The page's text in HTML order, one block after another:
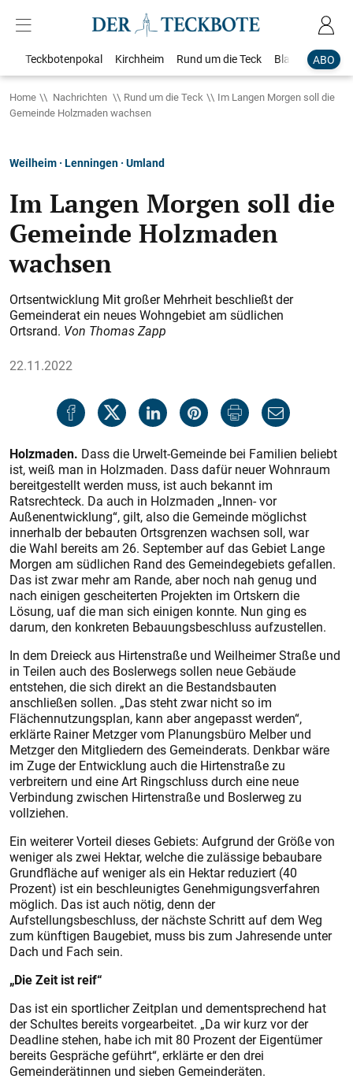
ABO
Teckbotenpokal Kirchheim Rund um die Teck Blaulicht
Home Nachrichten Rund um die Teck
Im Langen Morgen soll die
Gemeinde Holzmaden wachsen
Weilheim · Lenningen · Umland
Im Langen Morgen soll die
Gemeinde Holzmaden
wachsen
Ortsentwicklung​ Mit großer Mehrheit beschließt der
Gemeinderat ein neues Wohngebiet am südlichen
Ortsrand. Von Thomas Zapp
22.11.2022
Holzmaden. Dass die Urwelt-Gemeinde bei Familien beliebt
ist, weiß man in Holzmaden. Dass dafür neuer Wohnraum
bereitgestellt werden muss, ist auch bekannt im
Ratsrechteck. Da auch in Holzmaden „Innen- vor
Außenentwicklung“, gilt, also die Gemeinde möglichst
innerhalb der bebauten Ortsgrenzen wachsen soll, war
die Wahl bereits am 26. September auf das Gebiet Lange
Morgen am südlichen Rand des Gemeindegebiets gefallen.
Das ist zwar mehr am Rande, aber noch nah genug und
nach einigen gescheiterten Projekten im Ortskern die
Lösung, uaf die man sich einigen konnte. Nun ging es
darum, den konkreten Bebauungsbeschluss aufzustellen.
In dem Dreieck aus Hirtenstraße und Weilheimer Straße und
in Teilen auch des Boslerwegs sollen neue Gebäude
entstehen, die sich direkt an die Bestandsbauten
anschließen sollen. „Das steht zwar nicht so im
Flächennutzungsplan, kann aber angepasst werden“,
erklärte Rainer Metzger vom Planungsbüro Melber und
Metzger den Mitgliedern des Gemeinderats. Denkbar wäre
im Zuge der Entwicklung auch die Hirtenstraße zu
verbreitern und eine Art Ringschluss durch eine neue
Verbindung zwischen Hirtenstraße und Boslerweg zu
vollziehen.
Ein weiterer Vorteil dieses Gebiets: Aufgrund der Größe von
weniger als zwei Hektar, welche die zulässige bebaubare
Grundfläche auf weniger als ein Hektar reduziert (40
Prozent) ist ein beschleunigtes Genehmigungsverfahren
möglich. Das ist auch nötig, denn der
Aufstellungsbeschluss, der nächste Schritt auf dem Weg
zum künftigen Baugebiet, muss bis zum Jahresende unter
Dach und Fach sein.
„Die Zeit ist reif“
Das ist ein sportlicher Zeitplan und dementsprechend hat
der Schultes bereits vorgearbeitet. „Da wir kurz vor der
Deadline stehen, habe ich mit 80 Prozent der Eigentümer
bereits Gespräche geführt“, erklärte er den drei
Gemeinderätinnen und sieben Gemeinderäten.